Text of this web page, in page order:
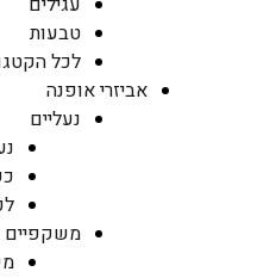
טבעות
לכל
אביזרי אופנה
נעליים
משקפיים